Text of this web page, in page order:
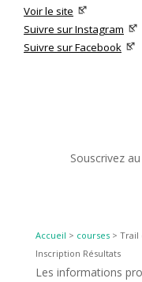
Voir le site
Suivre sur Instagram
Suivre sur Facebook
Souscrivez
Accueil > courses> Trail
Inscription Résultats
Les informations